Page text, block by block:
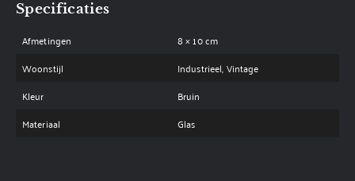
Specificaties
Afmetingen
8 × 10 cm
Woonstijl
Industrieel, Vintage
Kleur
Bruin
Materiaal
Glas